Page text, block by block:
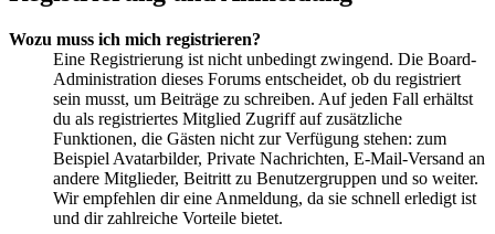
Wozu muss ich mich registrieren?
Eine Registrierung ist nicht unbedingt zwingend. Die Board-
Administration dieses Forums entscheidet, ob du registriert
sein musst, um Beiträge zu schreiben. Auf jeden Fall erhältst
du als registriertes Mitglied Zugriff auf zusätzliche
Funktionen, die Gästen nicht zur Verfügung stehen: zum
Beispiel Avatarbilder, Private Nachrichten, E-Mail-Versand an
andere Mitglieder, Beitritt zu Benutzergruppen und so weiter.
Wir empfehlen dir eine Anmeldung, da sie schnell erledigt ist
und dir zahlreiche Vorteile bietet.